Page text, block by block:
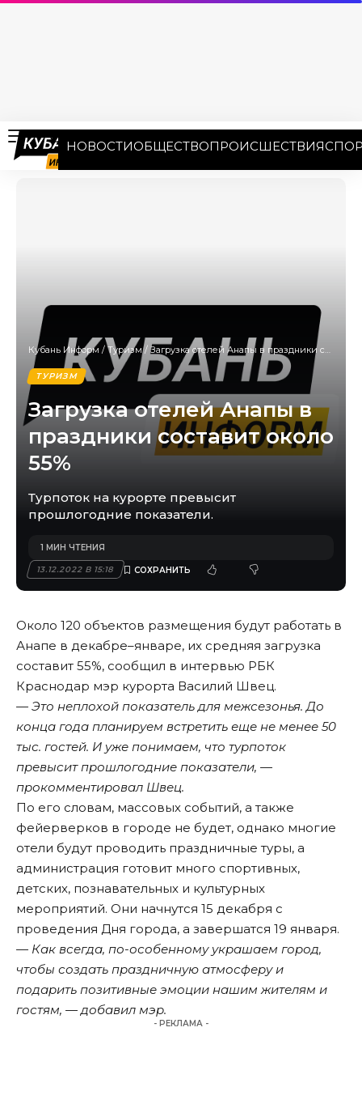
НОВОСТИОБЩЕСТВОПРОИСШЕСТВИЯ
Кубань Информ /Туризм/ Загрузка отелей Анапы в праздники составит около 55%
ТУРИЗМ
Загрузка отелей Анапы в
праздники составит около
55%
Турпоток на курорте превысит
прошлогодние показатели.
13.12.2022 В 15:18
1 МИН ЧТЕНИЯ
Около 120 объектов размещения будут работать в
Анапе в декабре–январе, их средняя загрузка
составит 55%, сообщил в интервью РБК
Краснодар мэр курорта Василий Швец.
— Это неплохой показатель для межсезонья. До
конца года планируем встретить еще не менее 50
тыс. гостей. И уже понимаем, что турпоток
превысит прошлогодние показатели, —
прокомментировал Швец.
По его словам, массовых событий, а также
фейерверков в городе не будет, однако многие
отели будут проводить праздничные туры, а
администрация готовит много спортивных,
детских, познавательных и культурных
мероприятий. Они начнутся 15 декабря с
проведения Дня города, а завершатся 19 января.
— Как всегда, по-особенному украшаем город,
чтобы создать праздничную атмосферу и
подарить позитивные эмоции нашим жителям и
гостям, — добавил мэр.
- РЕКЛАМА -